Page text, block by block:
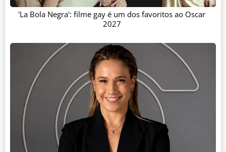
'La Bola Negra': filme gay é um dos favoritos ao Oscar
2027